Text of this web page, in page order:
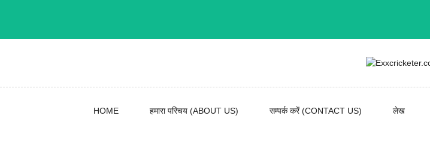
HOME हमारा परिचय (ABOUT US) सम्पर्क करें (CONTACT US) लेख